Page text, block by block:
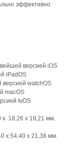
эффективно
версией iOS
iPadOS
watchOS
macOS
tvOS
18,26 х 19,21 мм.
х 54,40 х 21,38 мм.